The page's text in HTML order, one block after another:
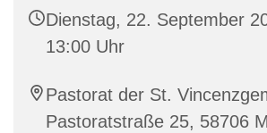
Dienstag, 22. September
13:00 Uhr
Pastorat der St.
Pastoratstraße 25, 58706